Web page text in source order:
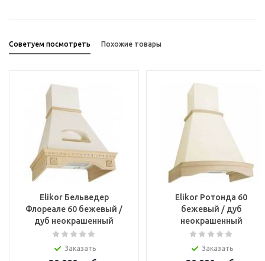
Советуем посмотреть Похожие товары
Elikor Бельведер
Флореале 60 бежевый /
дуб неокрашенный
Заказать
Elikor Ротонда 60
бежевый / дуб
неокрашенный
Заказать